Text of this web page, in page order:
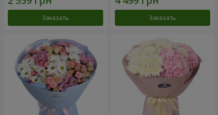
Заказать Заказать